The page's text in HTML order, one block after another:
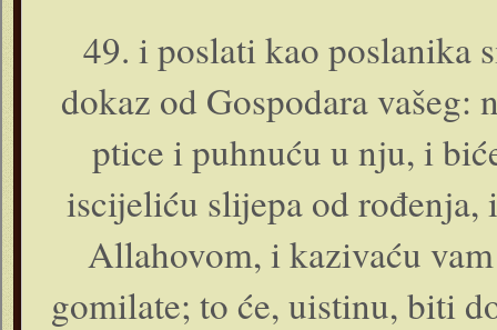
49. i poslati kao poslanika
dokaz od Gospodara vašeg:
ptice i puhnuću u nju, i
iscijeliću slijepa od
Allahovom, i kazivaću
gomilate; to će, uistinu, biti